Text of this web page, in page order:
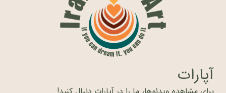
آپارات